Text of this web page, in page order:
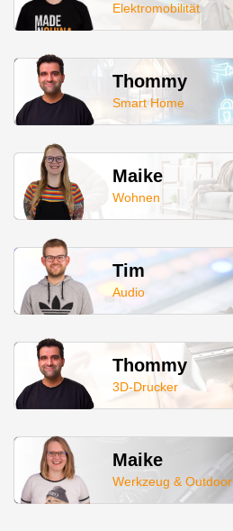
Elektromobilität
Thommy
Smart Home
Maike
Wohnen
Tim
Audio
Thommy
3D-Drucker
Maike
Werkzeug & Outdoor